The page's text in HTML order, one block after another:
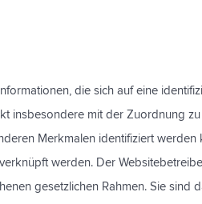
die sich auf eine
insbesondere mit der Zuordnung
Merkmalen identifiziert
werden. Der
gesetzlichen Rahmen. Sie sind